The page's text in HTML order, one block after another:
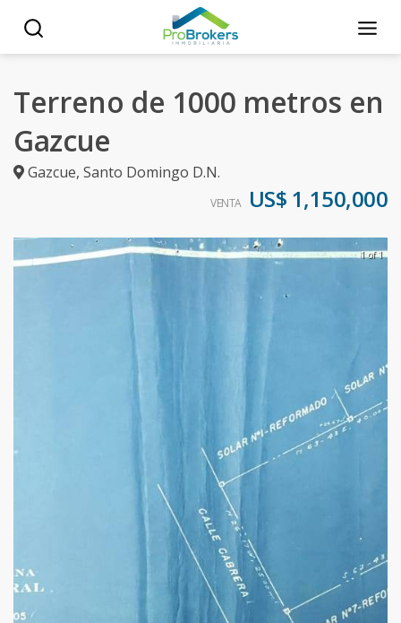
Terreno de 1000 metros en
Gazcue
Gazcue, Santo Domingo D.N.
VENTA US$ 1,150,000
1 of 1